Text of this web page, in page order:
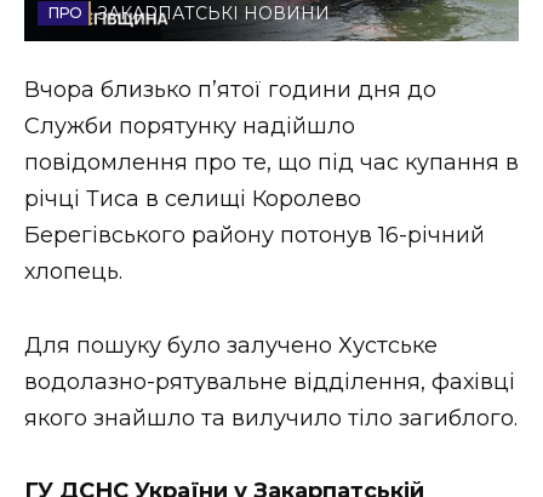
Стиль життя
Втрачений Ужгород
Втрачений Ужгород (відеоверсія)
ЗАКАРПАТСЬКІ НОВИНИ
НОВИНИ ЗАХІДНОЇ УКРАЇНИ
ФОТО
ЗАКАРПАТСЬКІ НОВИНИ
Вчора близько п’ятої години дня до
Служби порятунку надійшло
повідомлення про те, що під час купання в
річці Тиса в селищі Королево
Берегівського району потонув 16-річний
хлопець.
Для пошуку було залучено Хустське
водолазно-рятувальне відділення, фахівці
якого знайшло та вилучило тіло загиблого.
ГУ ДСНС України у Закарпатській